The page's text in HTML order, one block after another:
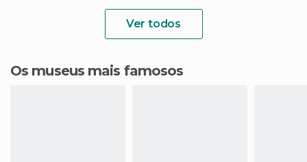
Ver todos
Os museus mais famosos